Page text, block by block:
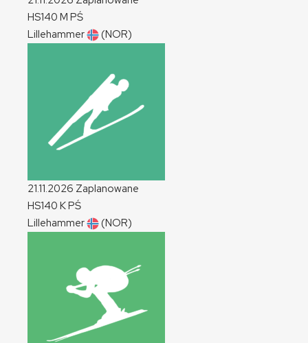
HS140 M PŚ
Lillehammer
(NOR)
21.11.2026 Zaplanowane
HS140 KPŚ
Lillehammer
(NOR)